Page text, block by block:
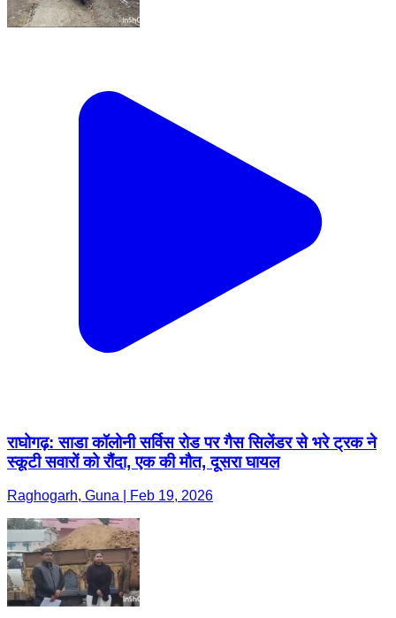
राघोगढ़: साडा कॉलोनी सर्विस रोड पर गैस सिलेंडर से भरे ट्रक ने
स्कूटी सवारों को रौंदा, एक की मौत, दूसरा घायल
Raghogarh, Guna | Feb 19, 2026